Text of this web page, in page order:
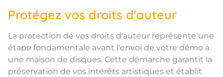
Protégez vos droits d'auteur
La protection de vos droits d'auteur représente une
étape fondamentale avant l'envoi de votre démo à
une maison de disques. Cette démarche garantit la
préservation de vos intérêts artistiques et établit